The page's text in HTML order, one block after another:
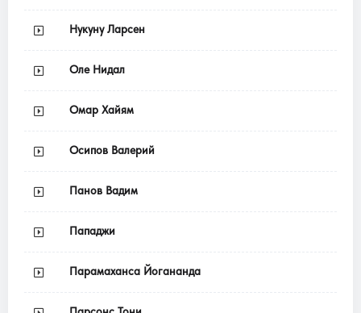
Нукуну Ларсен
Оле Нидал
Омар Хайям
Осипов Валерий
Панов Вадим
Пападжи
Парамаханса Йогананда